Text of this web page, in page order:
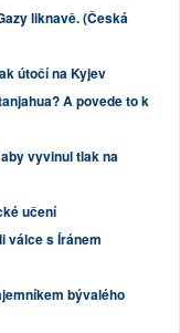
liknavě. (Česká
útočí na Kyjev
A povede to k
vyvinul tlak na
učení
válce s Íránem
bývalého